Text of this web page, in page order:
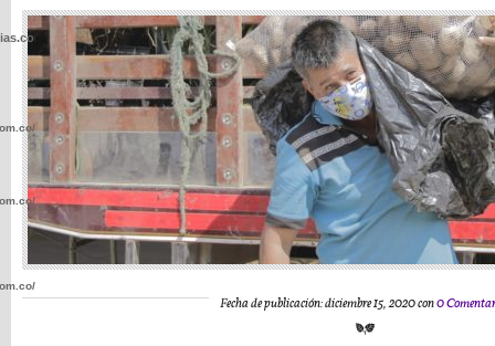
Fecha de publicación: diciembre 15, 2020 con0
wp-
wp-
wp-
wp-